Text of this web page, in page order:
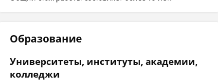
Образование
Университеты, институты, академии,
колледжи